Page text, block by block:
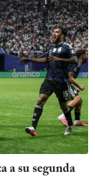
a su segunda